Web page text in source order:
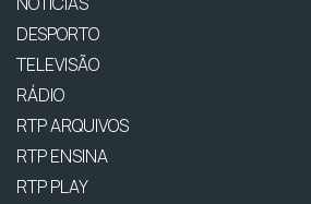
DESPORTO
TELEVISÃO
RÁDIO
RTP ARQUIVOS
RTP ENSINA
RTP PLAY